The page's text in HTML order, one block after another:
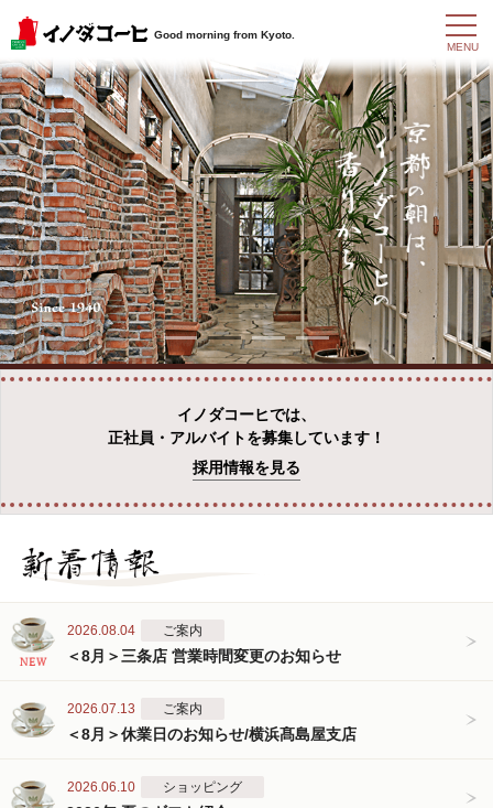
Good morning from Kyoto.
t
o
g
g
l
e
n
a
v
g
a
t
i
o
n
MENU
イノダコーヒでは、
正社員・アルバイトを募集しています！
採用情報を見る
2026.08.04 ご案内
＜8月＞三条店 営業時間変更のお知らせ
2026.07.13 ご案内
＜8月＞休業日のお知らせ/横浜髙島屋支店
2026.06.10 ショッピング